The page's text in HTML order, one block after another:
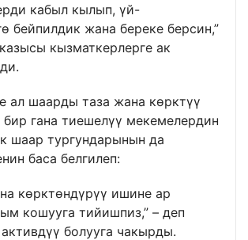
кабыл кылып, үй-
бейпилдик жана береке берсин,”
кызматкерлерге ак
ал шаарды таза жана көрктүү
гана тиешелүү мекемелердин
шаар тургундарынын да
баса белгилеп:
көрктөндүрүү ишине ар
кошууга тийишпиз,” – деп
болууга чакырды.